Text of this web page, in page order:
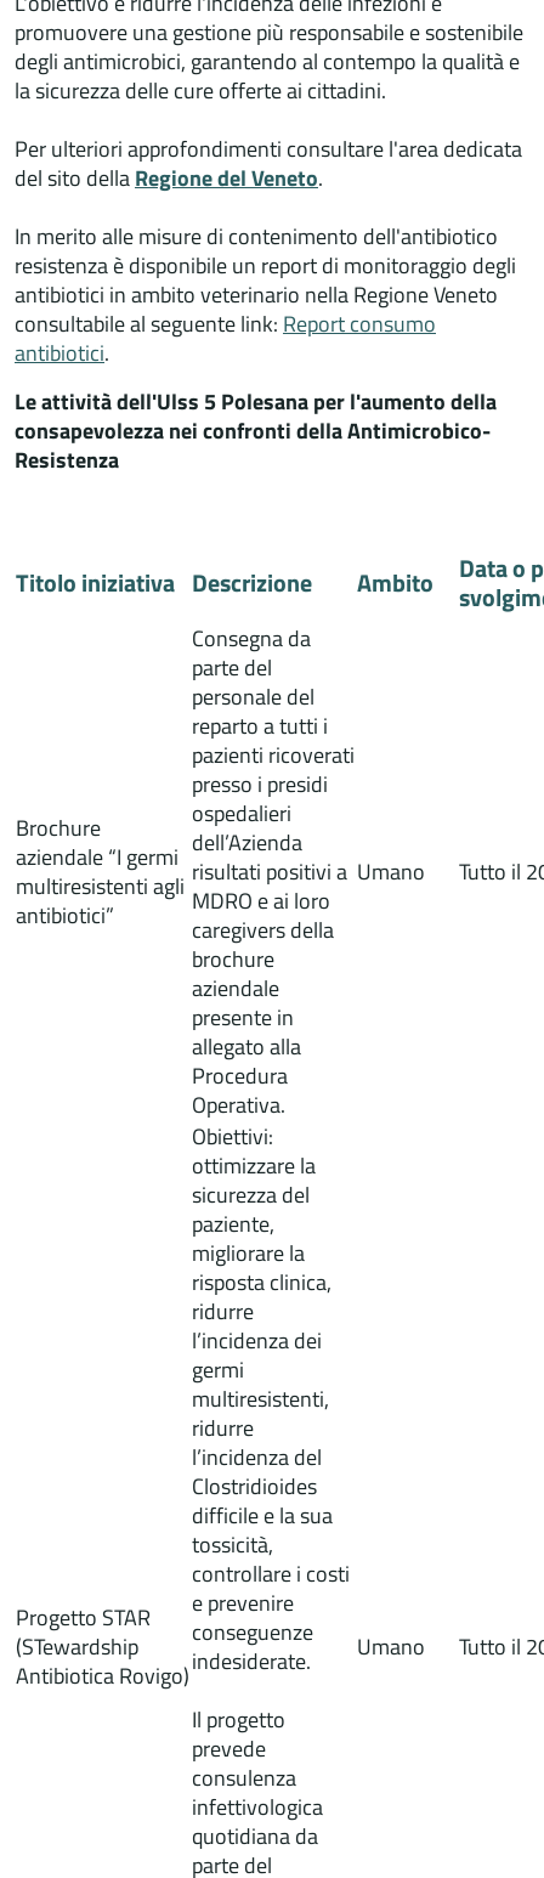
promuovere una gestione più responsabile e sostenibile
degli antimicrobici, garantendo al contempo la qualità e
la sicurezza delle cure offerte ai cittadini.
Per ulteriori approfondimenti consultare l'area dedicata
del sito dellaRegione del Veneto.
In merito alle misure di contenimento dell'antibiotico
resistenza è disponibile un report di monitoraggio degli
antibiotici in ambito veterinario nella Regione Veneto
consultabile al seguente link: Report consumo
antibiotici.
Le attività dell'Ulss 5 Polesana per l'aumento della
consapevolezza nei confronti della Antimicrobico-
Resistenza
Titolo iniziativa Descrizione Ambito Data o
Brochure
aziendale “I germi
multiresistenti agli
antibiotici”
Consegna da
parte del
personale del
reparto a tutti i
pazienti ricoverati
presso i presidi
ospedalieri
dell’Azienda
risultati positivi a
MDRO e ai loro
caregivers della
brochure
aziendale
presente in
allegato alla
Procedura
Operativa.
Umano Tutto il
Progetto STAR
(STewardship
Antibiotica Rovigo)
Obiettivi:
ottimizzare la
sicurezza del
paziente,
migliorare la
risposta clinica,
ridurre
l’incidenza dei
germi
multiresistenti,
ridurre
l’incidenza del
Clostridioides
difficile e la sua
tossicità,
controllare i costi
e prevenire
conseguenze
indesiderate.
Il progetto
prevede
consulenza
infettivologica
quotidiana da
parte del
Umano Tutto il